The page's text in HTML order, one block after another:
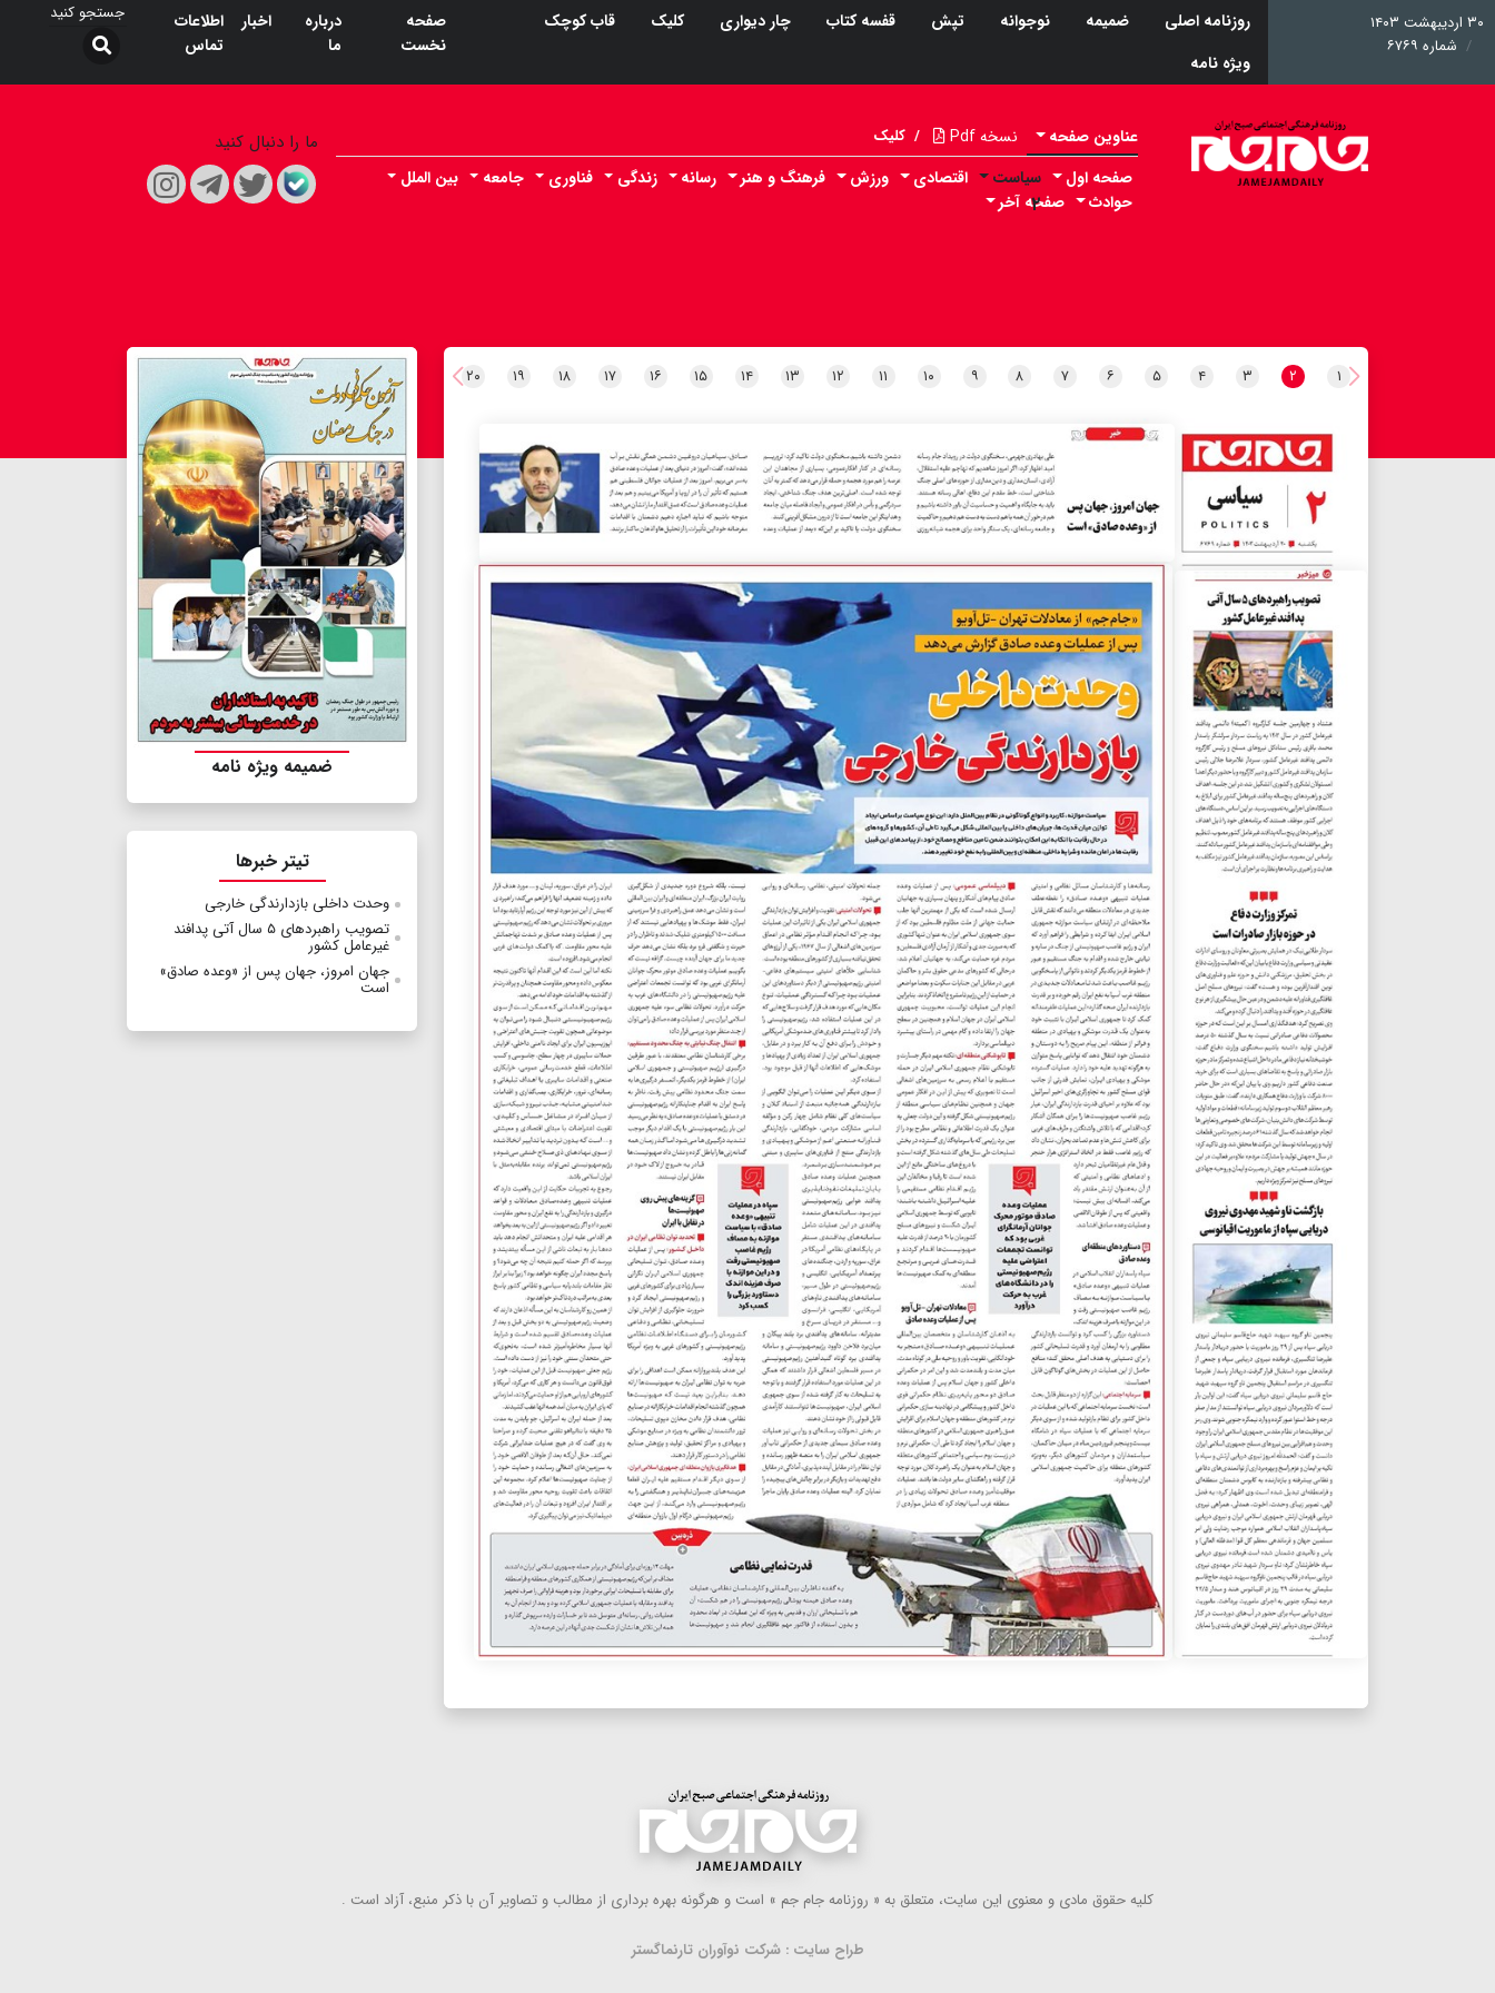
۳۰ اردیبهشت ۱۴۰۳
شماره ۶۷۶۹
روزنامه اصلی ضمیمه نوجوانه تپش قفسه کتاب چار دیواری کلیک
قاب کوچک
ویژه نامه
صفحه
نخست
درباره
ما
اخبار
اطلاعات
تماس
عناوین صفحه نسخه Pdf / کلیک
صفحه اول سیاست
۲
اقتصادی ورزش فرهنگ و هنر رسانه زندگی فناوری جامعه
بین الملل
حوادث
صفحه آخر
ما را دنبال کنید
۱ ۲ ۳ ۴ ۵ ۶ ۷ ۸ ۹ ۱۰ ۱۱ ۱۲ ۱۳ ۱۴ ۱۵ ۱۶ ۱۷ ۱۸ ۱۹ ۲۰
ضمیمه ویژه نامه
تیتر خبرها
وحدت داخلی بازدارندگی خارجی
تصویب راهبردهای ۵ سال آتی پدافند
غیرعامل کشور
جهان امروز، جهان پس از «وعده صادق»
است
كلیه حقوق مادی و معنوی این سایت، متعلق به « روزنامه جام جم » است و هرگونه بهره ‌برداری از مطالب و تصاویر آن با ذكر منبع، آزاد است .
طراح سایت : شرکت نوآوران تارنماگستر